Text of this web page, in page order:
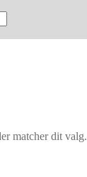
matcher dit valg.